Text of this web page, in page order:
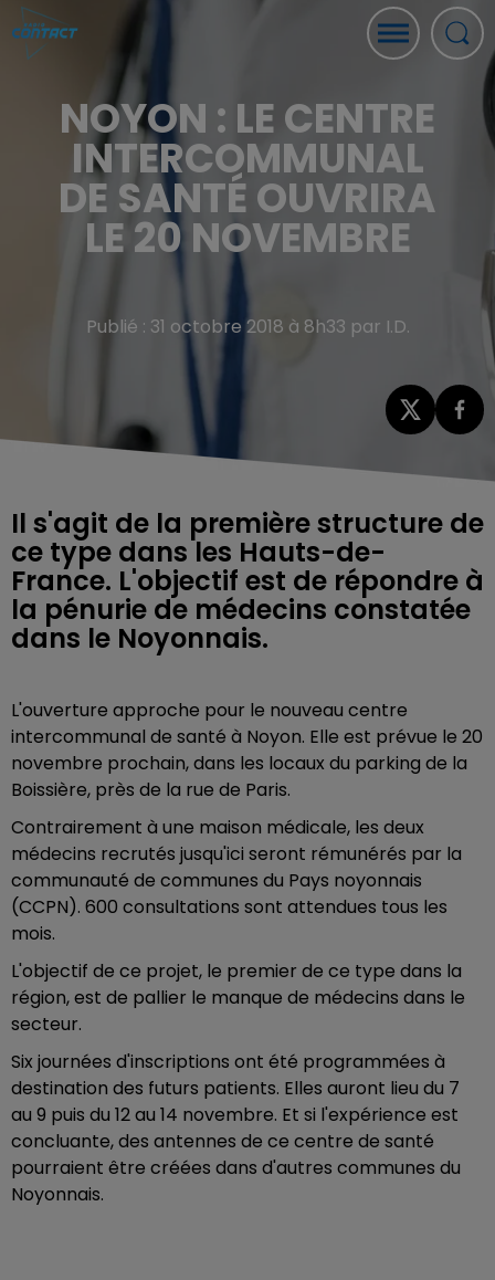
NOYON : LE CENTRE
INTERCOMMUNAL
DE SANTÉ OUVRIRA
LE 20 NOVEMBRE
Publié : 31 octobre 2018 à 8h33 par I.D.
Il s'agit de la première structure de
ce type dans les Hauts-de-
France. L'objectif est de répondre à
la pénurie de médecins constatée
dans le Noyonnais.
L'ouverture approche pour le nouveau centre
intercommunal de santé à Noyon. Elle est prévue le 20
novembre prochain, dans les locaux du parking de la
Boissière, près de la rue de Paris.
Contrairement à une maison médicale, les deux
médecins recrutés jusqu'ici seront rémunérés par la
communauté de communes du Pays noyonnais
(CCPN). 600 consultations sont attendues tous les
mois.
L'objectif de ce projet, le premier de ce type dans la
région, est de pallier le manque de médecins dans le
secteur.
Six journées d'inscriptions ont été programmées à
destination des futurs patients. Elles auront lieu du 7
au 9 puis du 12 au 14 novembre. Et si l'expérience est
concluante, des antennes de ce centre de santé
pourraient être créées dans d'autres communes du
Noyonnais.